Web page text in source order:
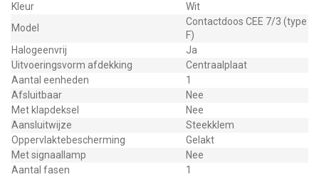
Kleur
Wit
Model
Contactdoos CEE 7/3 (type
F)
Halogeenvrij
Ja
Uitvoeringsvorm afdekking
Centraalplaat
Aantal eenheden
1
Afsluitbaar
Nee
Met klapdeksel
Nee
Aansluitwijze
Steekklem
Oppervlaktebescherming
Gelakt
Met signaallamp
Nee
Aantal fasen
1